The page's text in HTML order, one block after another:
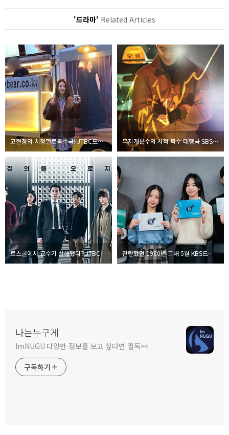
'드라마' Related Articles
고현정의 치정멜로복수극! JTBC드라마 너를 닮은 사람 무지개운수의 사적 복수 대행극 SBS 새 금토드라마 모범택시
로스쿨에서 교수가 살해됐다? JTBC수목드라마 로스쿨 줄거리 및 등장인물/방영시기 찬란했던 1980년 그해 5월 KBS드라마 오월의청춘 방영시기 및 등장인물
나는누구게
ImNUGU 다양한 정보를 보고 싶다면 필독><
구독하기